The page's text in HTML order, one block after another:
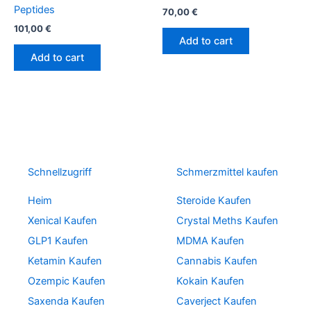
Peptides
101,00€
Add to cart
70,00€
Add to cart
Schnellzugriff
Heim
Xenical Kaufen
GLP1 Kaufen
Ketamin Kaufen
Ozempic Kaufen
Saxenda Kaufen
Schmerzmittel kaufen
Steroide Kaufen
Crystal Meths Kaufen
MDMA Kaufen
Cannabis Kaufen
Kokain Kaufen
Caverject Kaufen